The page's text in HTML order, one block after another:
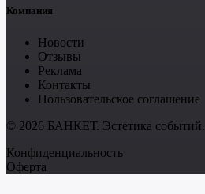
Компания
Новости
Отзывы
Реклама
Контакты
Пользовательское соглашение
© 2026 БАНКЕТ. Эстетика событий.
Конфиденциальность
Оферта